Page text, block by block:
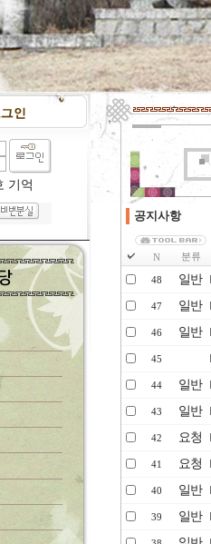
기억
공지사항
N 분류
48 일반
47 일반
46 일반
45
44 일반
43 일반
42 요청
41 요청
40 일반
39 일반